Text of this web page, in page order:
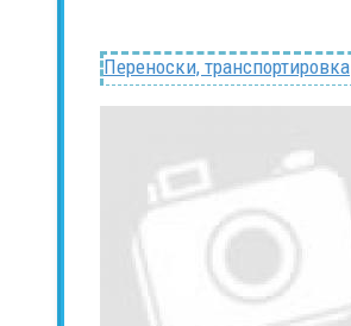
Переноски, транспортировка